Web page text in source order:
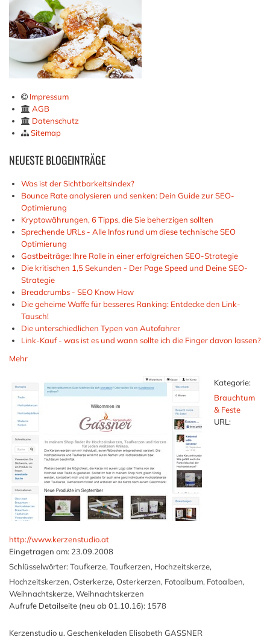
Impressum
AGB
Datenschutz
Sitemap
NEUESTEBLOGEINTRÄGE
Was ist der Sichtbarkeitsindex?
Bounce Rate analysieren und senken: Dein Guide zur SEO-
Optimierung
Kryptowährungen, 6 Tipps, die Sie beherzigen sollten
Sprechende URLs - Alle Infos rund um diese technische SEO
Optimierung
Gastbeiträge: Ihre Rolle in einer erfolgreichen SEO-Strategie
Die kritischen 1,5 Sekunden - Der Page Speed und Deine SEO-
Strategie
Breadcrumbs - SEO Know How
Die geheime Waffe für besseres Ranking: Entdecke den Link-
Tausch!
Die unterschiedlichen Typen von Autofahrer
Link-Kauf - was ist es und wann sollte ich die Finger davon lassen?
Mehr
Kategorie:
Brauchtum
& Feste
URL:
http://www.kerzenstudio.at
Eingetragen am: 23.09.2008
Schlüsselwörter: Taufkerze, Taufkerzen, Hochzeitskerze,
Hochzeitskerzen, Osterkerze, Osterkerzen, Fotoalbum, Fotoalben,
Weihnachtskerze, Weihnachtskerzen
Aufrufe Detailseite (neu ab 01.10.16): 1578
Kerzenstudio u. Geschenkeladen Elisabeth GASSNER